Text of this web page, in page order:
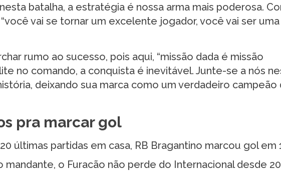
batalha, a estratégia é nossa arma mais poderosa.
vai se tornar um excelente jogador, você vai ser uma
rumo ao sucesso, pois aqui, “missão dada é missão
no comando, a conquista é inevitável. Junte-se a nós
deixando sua marca como um verdadeiro campeão
pra marcar gol
últimas partidas em casa, RB Bragantino marcou gol em
mandante, o Furacão não perde do Internacional desde